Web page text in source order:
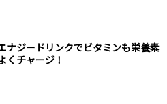
ナジードリンクでビタミンも栄養素
くチャージ！